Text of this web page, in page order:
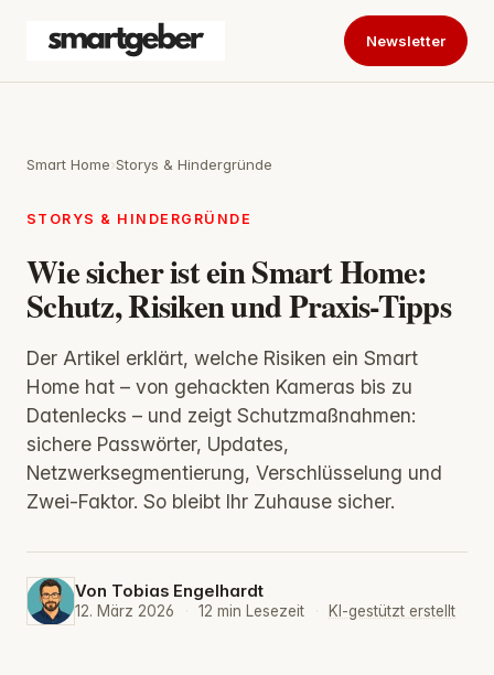
Newsletter
Smart Home›Storys & Hindergründe
STORYS & HINDERGRÜNDE
Wie sicher ist ein Smart Home:
Schutz, Risiken und Praxis-Tipps
Der Artikel erklärt, welche Risiken ein Smart
Home hat – von gehackten Kameras bis zu
Datenlecks – und zeigt Schutzmaßnahmen:
sichere Passwörter, Updates,
Netzwerksegmentierung, Verschlüsselung und
Zwei-Faktor. So bleibt Ihr Zuhause sicher.
Von Tobias Engelhardt
12. März 2026 · 12 min Lesezeit · KI-gestützt erstellt